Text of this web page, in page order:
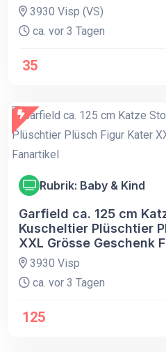
3930 Visp (VS)
ca. vor 3 Tagen
35
Rubrik: Baby & Kind
Garfield ca. 125 cm
Kuscheltier Plüschtier
XXL Grösse Geschenk
3930 Visp
ca. vor 3 Tagen
125